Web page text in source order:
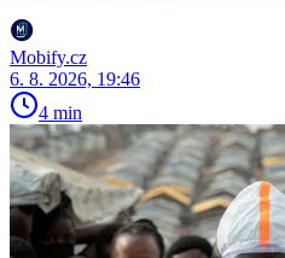
Mobify.cz
6. 8. 2026, 19:46
4 min